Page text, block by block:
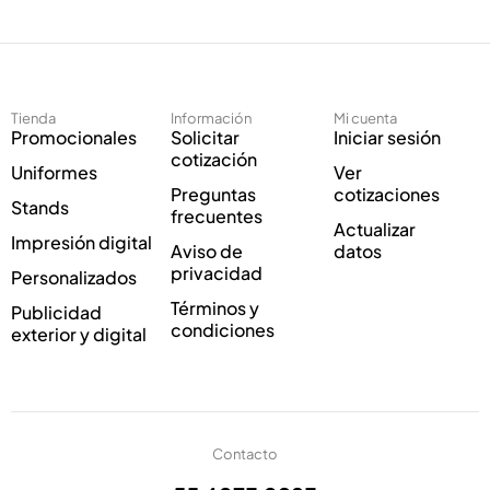
o
e
c
r
ó
i
c
E
l
t
c
n
i
c
o
*
Tienda
Promocionales
Uniformes
Stands
Impresión digital
Personalizados
Publicidad
exterior y digital
Información
Solicitar
cotización
Preguntas
frecuentes
Aviso de
privacidad
Términos y
condiciones
Mi cuenta
Iniciar sesión
Ver
cotizaciones
Actualizar
datos
Contacto